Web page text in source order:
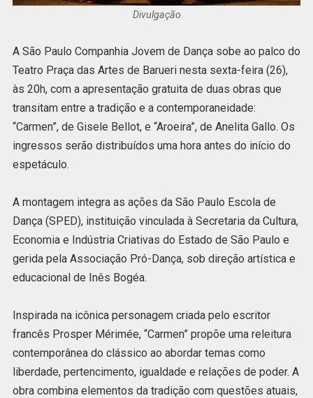
Divulgação
A São Paulo Companhia Jovem de Dança sobe ao palco do
Teatro Praça das Artes de Barueri nesta sexta-feira (26),
às 20h, com a apresentação gratuita de duas obras que
transitam entre a tradição e a contemporaneidade:
“Carmen”, de Gisele Bellot, e “Aroeira”, de Anelita Gallo. Os
ingressos serão distribuídos uma hora antes do início do
espetáculo.
A montagem integra as ações da São Paulo Escola de
Dança (SPED), instituição vinculada à Secretaria da Cultura,
Economia e Indústria Criativas do Estado de São Paulo e
gerida pela Associação Pró-Dança, sob direção artística e
educacional de Inês Bogéa.
Inspirada na icônica personagem criada pelo escritor
francês Prosper Mérimée, “Carmen” propõe uma releitura
contemporânea do clássico ao abordar temas como
liberdade, pertencimento, igualdade e relações de poder. A
obra combina elementos da tradição com questões atuais,